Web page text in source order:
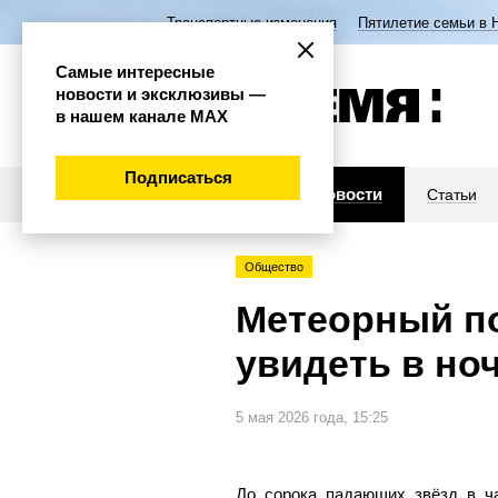
Транспортные изменения Пятилетие семьи в
Новости Статьи
Общество
Метеорный
увидеть в
5 мая 2026 года, 15:25
До сорока падающих звёзд в
Самые интересные
новости и эксклюзивы —
в нашем канале МАХ
Подписаться